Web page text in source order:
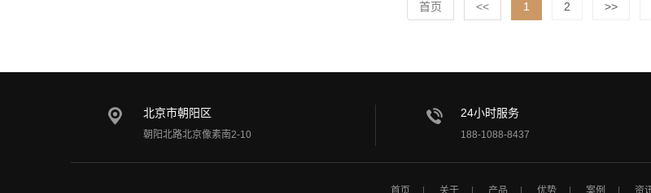
首页 << 1 2 >>
北京市朝阳区
朝阳北路北京像素南2-10
24小时服务
188-1088-8437
首页 关于 产品 优势 案例 资